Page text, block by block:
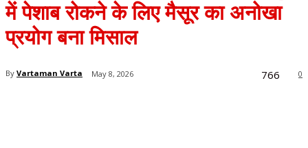
में पेशाब रोकने के लिए मैसूर का अनोखा
प्रयोग बना मिसाल
By Vartaman Varta May 8, 2026 0
766